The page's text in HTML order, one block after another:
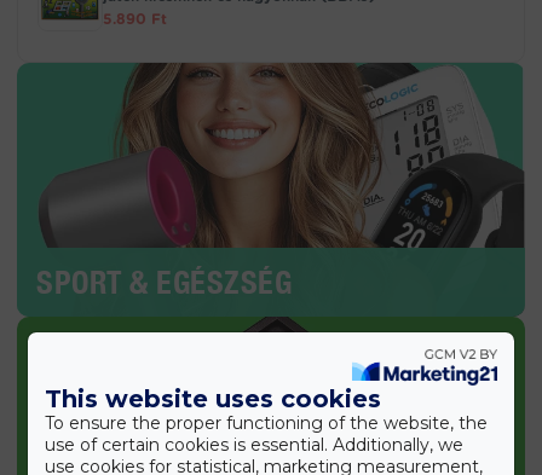
5.890 Ft
SPORT & EGÉSZSÉG
This website uses cookies
To ensure the proper functioning of the website, the
use of certain cookies is essential. Additionally, we
use cookies for statistical, marketing measurement,